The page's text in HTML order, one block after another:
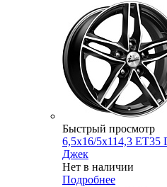
Быстрый просмотр
6,5x16/5x114,3 ET35
Джек
Нет в наличии
Подробнее